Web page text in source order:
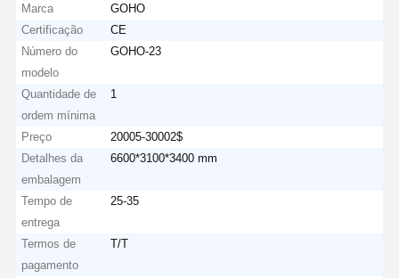
Marca
GOHO
Certificação
CE
Número do
modelo
GOHO-23
Quantidade de
ordem mínima
1
Preço
20005-30002$
Detalhes da
embalagem
6600*3100*3400 mm
Tempo de
entrega
25-35
Termos de
pagamento
T/T